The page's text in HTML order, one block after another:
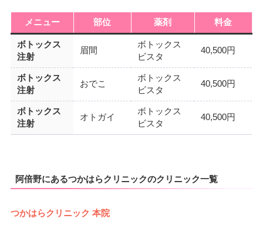
メニュー 部位 薬剤 料金
ボトックス
注射
眉間
ボトックス
ビスタ
40,500円
ボトックス
注射
おでこ
ボトックス
ビスタ
40,500円
ボトックス
注射
オトガイ
ボトックス
ビスタ
40,500円
阿倍野にあるつかはらクリニックのクリニック一覧
つかはらクリニック 本院